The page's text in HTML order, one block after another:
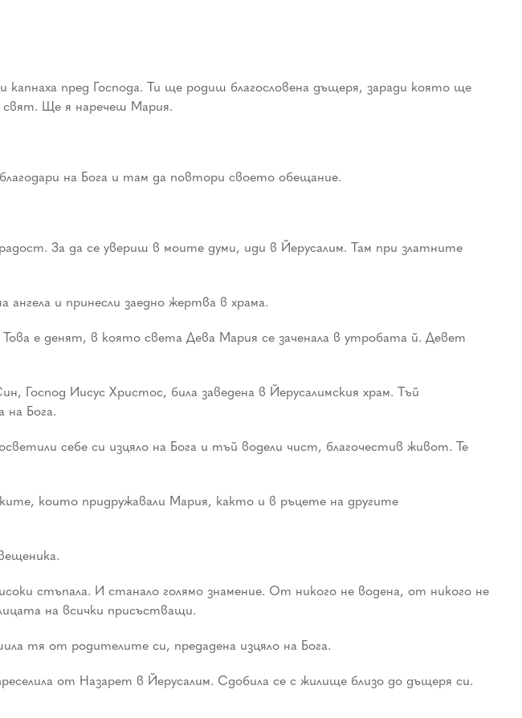
пред Господа. Ти ще родиш благословена дъщеря, заради която ще
свят. Ще я наречеш Мария.
на Бога и там да повтори своето обещание.
За да се увериш в моите думи, иди в Йерусалим. Там при златните
ангела и принесли заедно жертва в храма.
е денят, в която света Дева Мария се заченала в утробата й. Девет
Иисус Христос, била заведена в Йерусалимския храм. Тъй
на Бога.
себе си изцяло на Бога и тъй водели чист, благочестив живот. Те
които придружавали Мария, както и в ръцете на другите
стъпала. И станало голямо знамение. От никого не водена, от никого не
на всички присъстващи.
тя от родителите си, предадена изцяло на Бога.
от Назарет в Йерусалим. Сдобила се с жилище близо до дъщеря си.